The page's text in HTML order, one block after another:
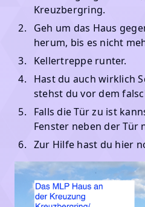
Kreuzbergring.
Geh um das Haus
herum, bis es nicht
Kellertreppe runter.
Hast du auch wirklich
stehst du vor dem
Falls die Tür zu ist
Fenster neben der Tür
Zur Hilfe hast du hier